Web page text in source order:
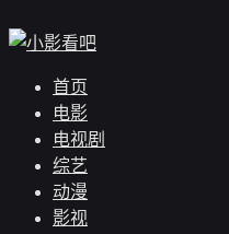
首页
电影
电视剧
综艺
动漫
影视